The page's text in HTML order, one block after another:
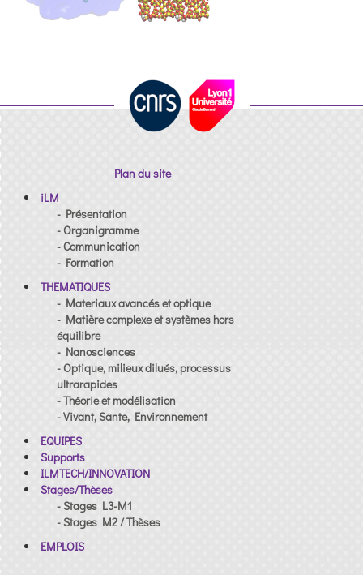
Plan du site
iLM
- Présentation
- Organigramme
- Communication
- Formation
THEMATIQUES
- Materiaux avancés et optique
- Matière complexe et systèmes hors
équilibre
- Nanosciences
- Optique, milieux dilués, processus
ultrarapides
- Théorie et modélisation
- Vivant, Sante, Environnement
EQUIPES
Supports
ILMTECH/INNOVATION
Stages/Thèses
- Stages L3-M1
- Stages M2 / Thèses
EMPLOIS